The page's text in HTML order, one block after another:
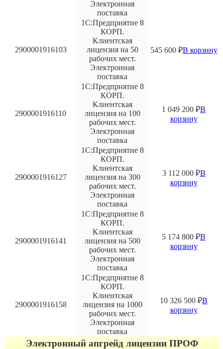
Электронная
поставка
2900001916103
1С:Предприятие 8
КОРП.
Клиентская
лицензия на 50
рабочих мест.
Электронная
поставка
545 600 ₽В корзину
2900001916110
1С:Предприятие 8
КОРП.
Клиентская
лицензия на 100
рабочих мест.
Электронная
поставка
1 049 200 ₽В
корзину
2900001916127
1С:Предприятие 8
КОРП.
Клиентская
лицензия на 300
рабочих мест.
Электронная
поставка
3 112 000 ₽В
корзину
2900001916141
1С:Предприятие 8
КОРП.
Клиентская
лицензия на 500
рабочих мест.
Электронная
поставка
5 174 800 ₽В
корзину
2900001916158
1С:Предприятие 8
КОРП.
Клиентская
лицензия на 1000
рабочих мест.
Электронная
поставка
10 326 500 ₽В
корзину
Электронный апгрейд лицензии ПРОФ